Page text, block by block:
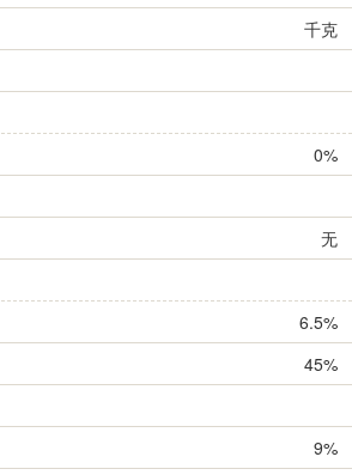
千克
0%
无
6.5%
45%
9%